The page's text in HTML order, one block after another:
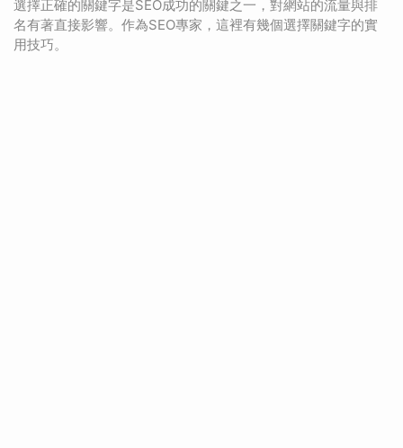
選擇正確的關鍵字是SEO成功的關鍵之一，對網站的流量與排
名有著直接影響。作為SEO專家，這裡有幾個選擇關鍵字的實
用技巧。